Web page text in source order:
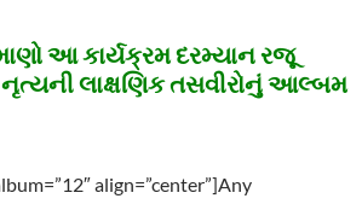
આ કાર્યક્રમ દરમ્યાન રજૂ
લાક્ષણિક તસવીરોનું આલ્બમ
align=”center”]Any